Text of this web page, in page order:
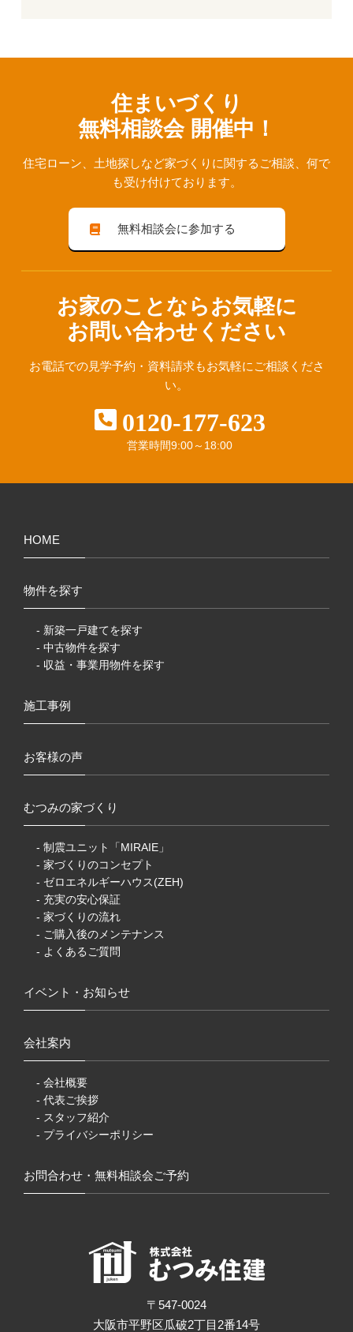
住まいづくり
無料相談会 開催中！
住宅ローン、⼟地探しなど家づくりに関するご相談、 何で
も受け付けております。
無料相談会に参加する
お家のことならお気軽に
お問い合わせください
お電話での見学予約・資料請求もお気軽にご相談くださ
い。
0120-177-623
営業時間9:00～18:00
HOME
物件を探す
- 新築一戸建てを探す
- 中古物件を探す
- 収益・事業用物件を探す
施工事例
お客様の声
むつみの家づくり
- 制震ユニット「MIRAIE」
- 家づくりのコンセプト
- ゼロエネルギーハウス(ZEH)
- 充実の安心保証
- 家づくりの流れ
- ご購入後のメンテナンス
- よくあるご質問
イベント・お知らせ
会社案内
- 会社概要
- 代表ご挨拶
- スタッフ紹介
- プライバシーポリシー
お問合わせ・無料相談会ご予約
〒547-0024
大阪市平野区瓜破2丁目2番14号